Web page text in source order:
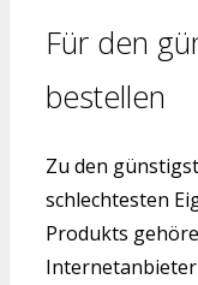
Für den
bestellen
Zu den
schlechtesten
Produkts